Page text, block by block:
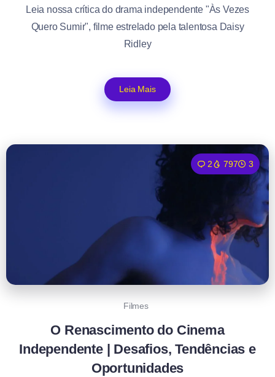
Leia nossa crítica do drama independente "Às Vezes
Quero Sumir", filme estrelado pela talentosa Daisy
Ridley
Leia Mais
2 797 3
Filmes
O Renascimento do Cinema
Independente | Desafios, Tendências e
Oportunidades